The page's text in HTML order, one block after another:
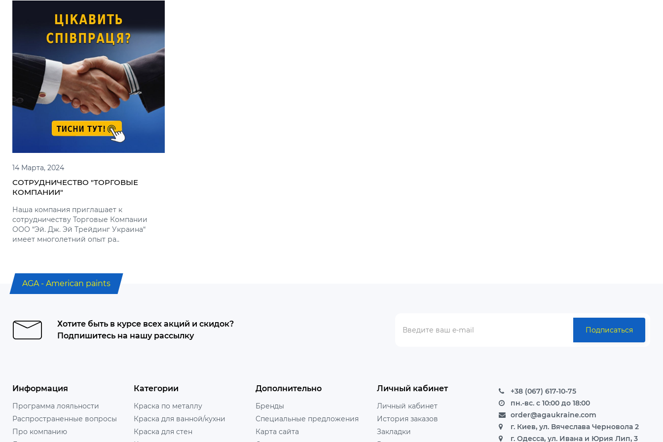
14 Марта, 2024
СОТРУДНИЧЕСТВО "ТОРГОВЫЕ
КОМПАНИИ"
Наша компания приглашает к
сотрудничеству Торговые Компании
ООО “Эй. Дж. Эй Трейдинг Украина“
имеет многолетний опыт ра..
AGA - American paints
Хотите быть в курсе всех акций и скидок?
Подпишитесь на нашу рассылку
Подписаться
Информация
Программа лояльности
Распространенные вопросы
Про компанию
Категории
Краска по металлу
Краска для ванной/кухни
Краска для стен
Дополнительно
Бренды
Специальные предложения
Карта сайта
Личный кабинет
Личный кабинет
История заказов
Закладки
+38 (067) 617-10-75
пн.-вс. с 10:00 до 18:00
order@agaukraine.com
г. Киев, ул. Вячеслава Черновола 2
г. Одесса, ул. Ивана и Юрия Лип, 3